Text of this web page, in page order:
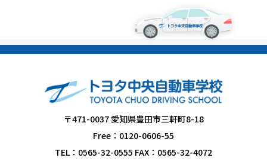
〒471-0037 愛知県豊田市三軒町8-18
Free：0120-0606-55
TEL：0565-32-0555 FAX：0565-32-4072